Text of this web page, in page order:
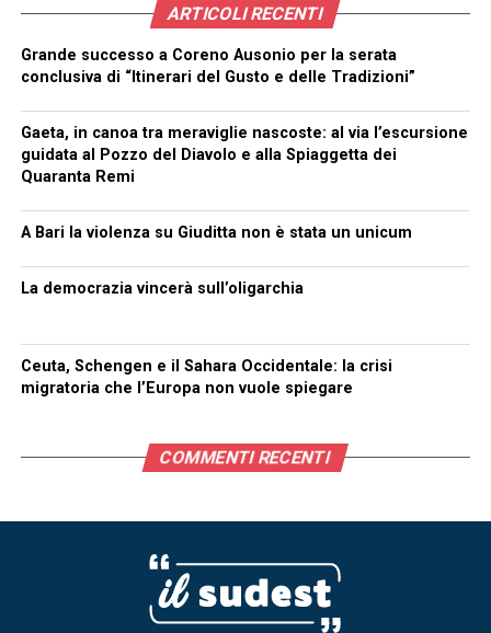
ARTICOLI RECENTI
Grande successo a Coreno Ausonio per la serata
conclusiva di “Itinerari del Gusto e delle Tradizioni”
Gaeta, in canoa tra meraviglie nascoste: al via l’escursione
guidata al Pozzo del Diavolo e alla Spiaggetta dei
Quaranta Remi
A Bari la violenza su Giuditta non è stata un unicum
La democrazia vincerà sull’oligarchia
Ceuta, Schengen e il Sahara Occidentale: la crisi
migratoria che l’Europa non vuole spiegare
COMMENTI RECENTI